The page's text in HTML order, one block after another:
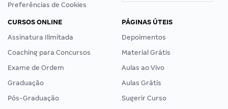
Preferências de Cookies
CURSOS ONLINE
Assinatura Ilimitada
Coaching para Concursos
Exame de Ordem
Graduação
Pós-Graduação
PÁGINAS ÚTEIS
Depoimentos
Material Grátis
Aulas ao Vivo
Aulas Grátis
Sugerir Curso